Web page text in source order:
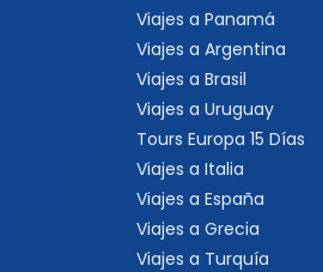
Viajes a Panamá
Viajes a Argentina
Viajes a Brasil
Viajes a Uruguay
Tours Europa 15 Días
Viajes a Italia
Viajes a España
Viajes a Grecia
Viajes a Turquía